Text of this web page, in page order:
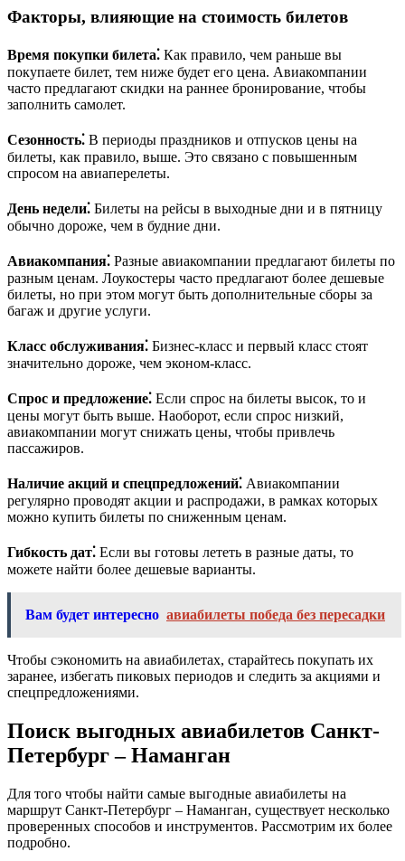
Факторы, влияющие на стоимость билетов
Время покупки билета⁚ Как правило, чем раньше вы
покупаете билет, тем ниже будет его цена. Авиакомпании
часто предлагают скидки на раннее бронирование, чтобы
заполнить самолет.
Сезонность⁚ В периоды праздников и отпусков цены на
билеты, как правило, выше. Это связано с повышенным
спросом на авиаперелеты.
День недели⁚ Билеты на рейсы в выходные дни и в пятницу
обычно дороже, чем в будние дни.
Авиакомпания⁚ Разные авиакомпании предлагают билеты по
разным ценам. Лоукостеры часто предлагают более дешевые
билеты, но при этом могут быть дополнительные сборы за
багаж и другие услуги.
Класс обслуживания⁚ Бизнес-класс и первый класс стоят
значительно дороже, чем эконом-класс.
Спрос и предложение⁚ Если спрос на билеты высок, то и
цены могут быть выше. Наоборот, если спрос низкий,
авиакомпании могут снижать цены, чтобы привлечь
пассажиров.
Наличие акций и спецпредложений⁚ Авиакомпании
регулярно проводят акции и распродажи, в рамках которых
можно купить билеты по сниженным ценам.
Гибкость дат⁚ Если вы готовы лететь в разные даты, то
можете найти более дешевые варианты.
Вам будет интересно авиабилеты победа без пересадки
Чтобы сэкономить на авиабилетах, старайтесь покупать их
заранее, избегать пиковых периодов и следить за акциями и
спецпредложениями.
Поиск выгодных авиабилетов Санкт-
Петербург – Наманган
Для того чтобы найти самые выгодные авиабилеты на
маршрут Санкт-Петербург – Наманган, существует несколько
проверенных способов и инструментов. Рассмотрим их более
подробно.